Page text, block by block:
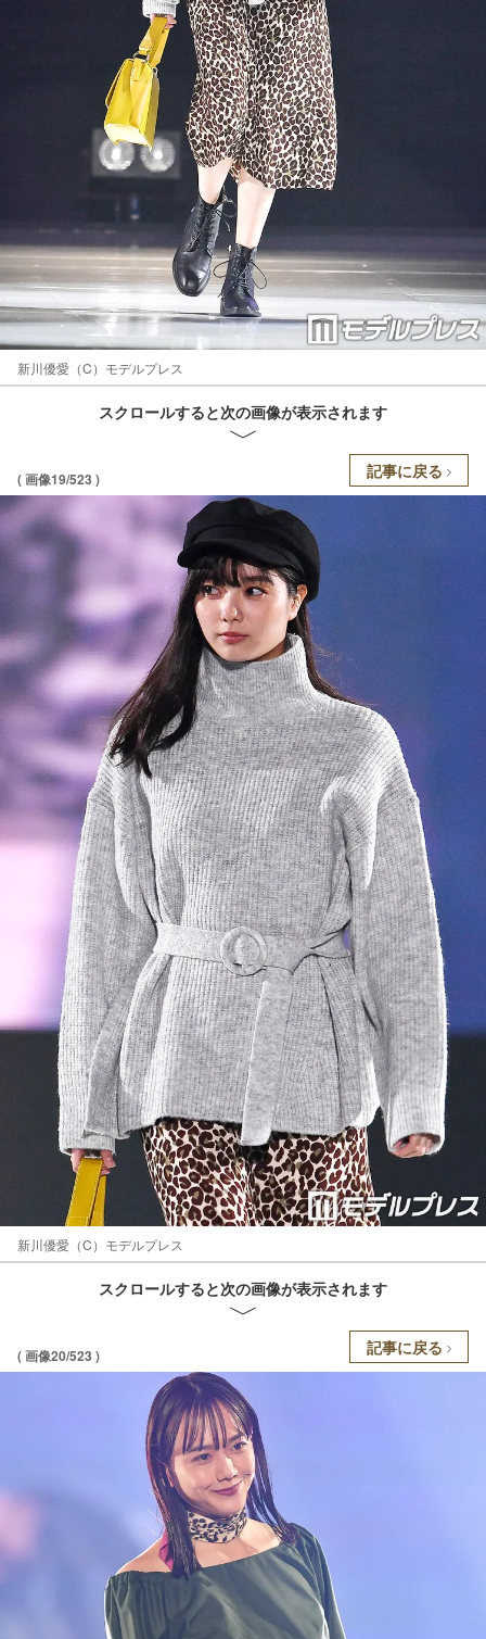
新川優愛（C）モデルプレス
スクロールすると次の画像が表示されます
( 画像19/523 ) 記事に戻る
新川優愛（C）モデルプレス
スクロールすると次の画像が表示されます
( 画像20/523 ) 記事に戻る